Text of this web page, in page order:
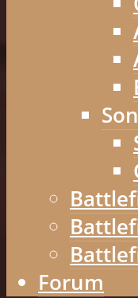
Forum